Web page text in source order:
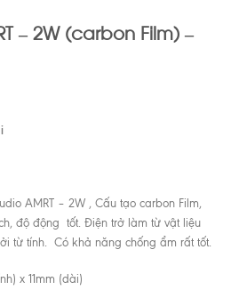
– 2W (carbon Film) –
AMRT – 2W , Cấu tạo carbon Film,
độ động tốt. Điện trở làm từ vật liệu
từ tính. Có khả năng chống ẩm rất tốt.
x 11mm (dài)